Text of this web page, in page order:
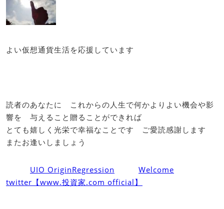
よい仮想通貨生活を応援しています
読者のあなたに これからの人生で何かよりよい機会や影
響を 与えること贈ることができれば
とても嬉しく光栄で幸福なことです ご愛読感謝します
またお逢いしましょう
UIO OriginRegression
Welcome
twitter【www.投資家.com official】